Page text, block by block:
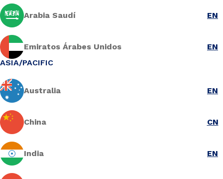
Arabia Saudí EN
Emiratos Árabes Unidos
EN
ASIA/PACIFIC
Australia EN
China CN
India EN